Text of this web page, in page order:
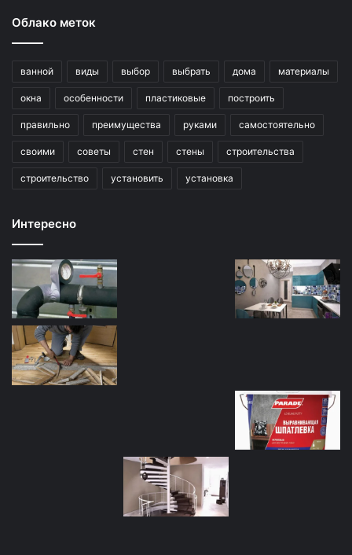
Облако меток
ванной виды выбор выбрать дома материалы
окна особенности пластиковые построить
правильно преимущества руками самостоятельно
своими советы стен стены строительства
строительство установить установка
Интересно